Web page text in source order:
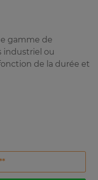
gamme de
industriel ou
de la durée et